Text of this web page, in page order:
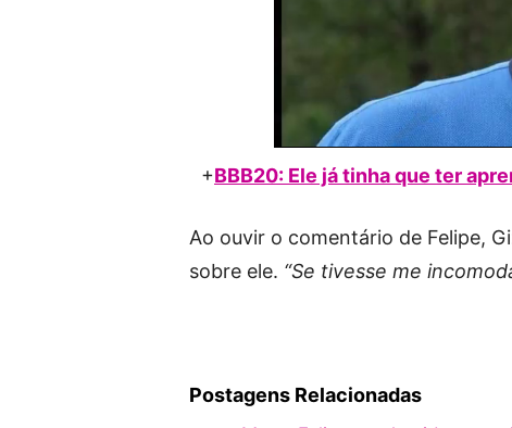
+BBB20: Ele já tinha que ter
Ao ouvir o comentário de Felipe,
sobre ele. “Se tivesse me
Postagens Relacionadas